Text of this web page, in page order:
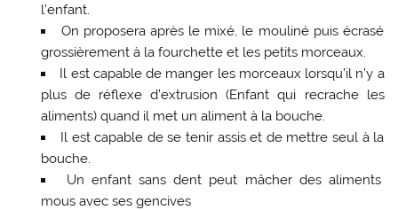
l’enfant.
On proposera après le mixé, le mouliné puis écrasé
grossièrement à la fourchette et les petits morceaux.
Il est capable de manger les morceaux lorsqu’il n’y a
plus de réflexe d’extrusion (Enfant qui recrache les
aliments) quand il met un aliment à la bouche.
Il est capable de se tenir assis et de mettre seul à la
bouche.
Un enfant sans dent peut mâcher des aliments
mous avec ses gencives